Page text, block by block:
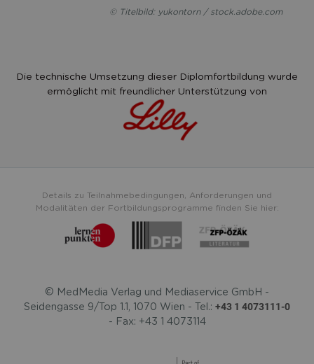
© Titelbild: yukontorn / stock.adobe.com
Die technische Umsetzung dieser Diplomfortbildung wurde
ermöglicht mit freundlicher Unterstützung von
Details zu Teilnahmebedingungen, Anforderungen und
Modalitäten der Fortbildungsprogramme finden Sie hier:
© MedMedia Verlag und Mediaservice GmbH -
Seidengasse 9/Top 1.1, 1070 Wien - Tel.: +43 1 4073111-0
- Fax: +43 1 4073114